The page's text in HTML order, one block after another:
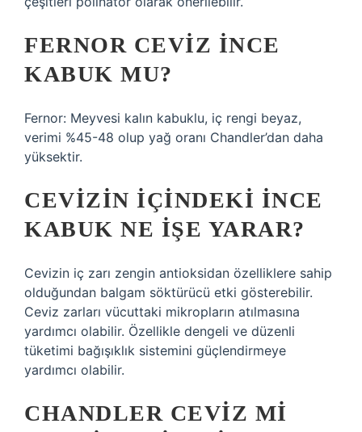
FERNOR CEVIZ INCE
KABUK MU?
Fernor: Meyvesi kalın kabuklu, iç rengi beyaz,
verimi %45-48 olup yağ oranı Chandler’dan daha
yüksektir.
CEVIZIN IÇINDEKI INCE
KABUK NE IŞE YARAR?
Cevizin iç zarı zengin antioksidan özelliklere sahip
olduğundan balgam söktürücü etki gösterebilir.
Ceviz zarları vücuttaki mikropların atılmasına
yardımcı olabilir. Özellikle dengeli ve düzenli
tüketimi bağışıklık sistemini güçlendirmeye
yardımcı olabilir.
CHANDLER CEVIZ MI